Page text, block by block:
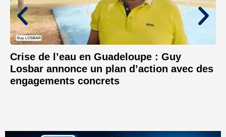
Crise de l’eau en Guadeloupe : Guy
Losbar annonce un plan d’action avec des
engagements concrets